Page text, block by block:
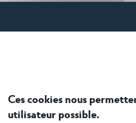
de handicap
mobiles
en situation de handicap
Ces cookies nous
utilisateur possible.